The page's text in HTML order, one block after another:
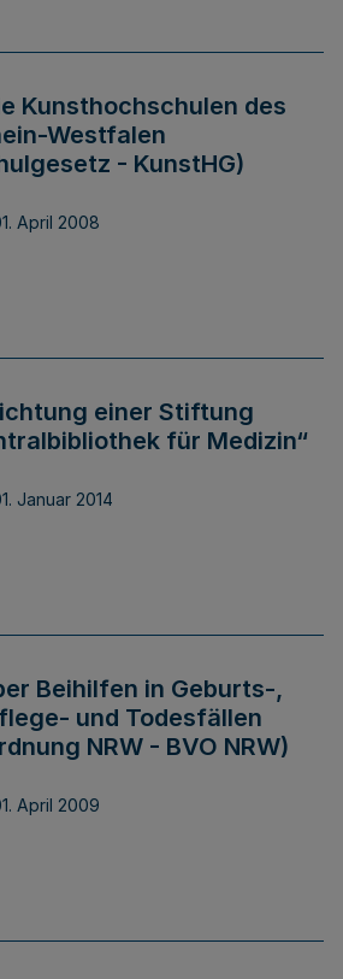
Kunsthochschulen des
Westfalen
- KunstHG)
April 2008
einer Stiftung
für Medizin“
Januar 2014
Beihilfen in Geburts-,
und Todesfällen
NRW - BVO NRW)
April 2009